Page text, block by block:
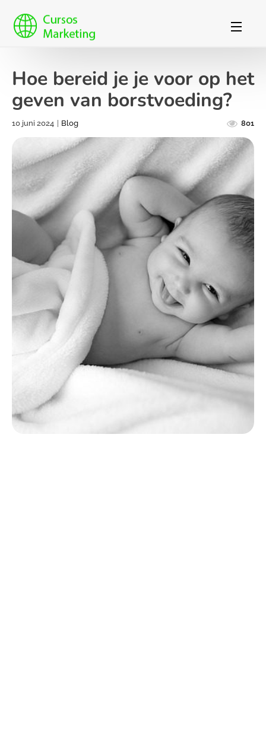
Hoe bereid je je voor op het
geven van borstvoeding?
10 juni 2024 | Blog 801